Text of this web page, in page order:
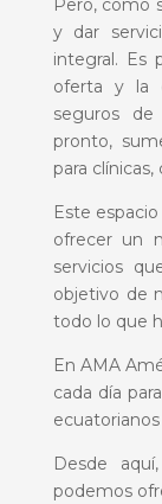
Pero, como
y dar
integral. Es
oferta y la
seguros
pronto,
para
Este
ofrecer un
servicios
objetivo de
todo lo que
En AMA
cada día
Desde
podemos